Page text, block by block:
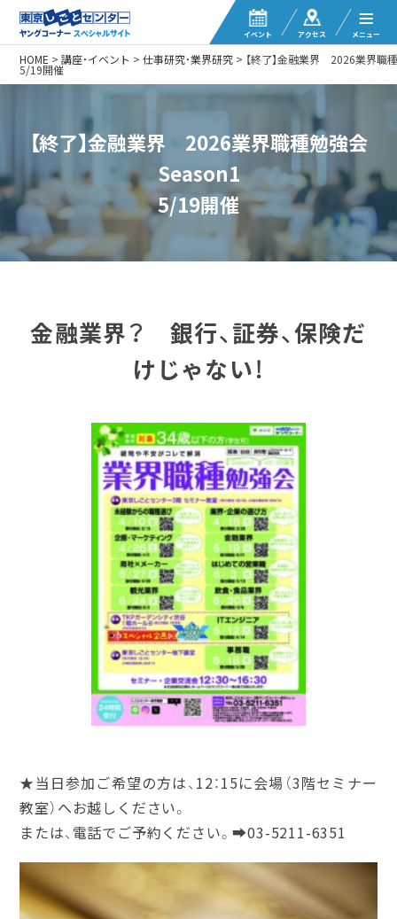
イベント アクセス メニュー
HOME >講座・イベント >仕事研究・業界研究 > 【終了】金融業界 2026業界職
5/19開催
【終了】金融業界 2026業界職種勉強会
Season1
5/19開催
金融業界？ 銀行、証券、保険だ
けじゃない！
★当日参加ご希望の方は、12：15に会場（3階セミナー
教室）へお越しください。
または、電話でご予約ください。➡03-5211-6351